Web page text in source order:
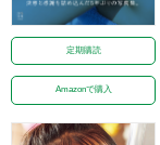
定期購読
Amazonで購入